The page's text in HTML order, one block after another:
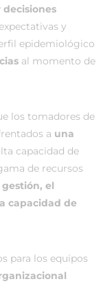
y
epidemiológico
al momento de
los tomadores de
a una
capacidad de
de recursos
gestión, el
capacidad de
para los equipos